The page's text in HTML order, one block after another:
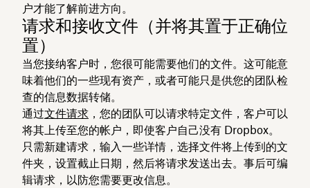
户才能了解前进方向。
请求和接收文件（并将其置于正确位
置）
当您接纳客户时，您很可能需要他们的文件。这可能意
味着他们的一些现有资产，或者可能只是供您的团队检
查的信息数据转储。
通过文件请求 ，您的团队可以请求特定文件，客户可以
将其上传至您的帐户，即使客户自己没有 Dropbox。
只需新建请求，输入一些详情，选择文件将上传到的文
件夹，设置截止日期，然后将请求发送出去。事后可编
辑请求，以防您需要更改信息。